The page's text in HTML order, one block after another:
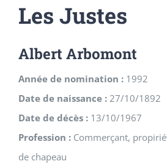
Les Justes
Albert Arbomont
Année de nomination : 1992
Date de naissance : 27/10/1892
Date de décès : 13/10/1967
Profession : Commerçant,
de chapeau